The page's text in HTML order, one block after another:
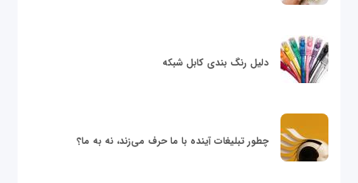
دلیل رنگ بندی کابل شبکه
چطور تبلیغات آینده با ما حرف می‌زند، نه به ما؟